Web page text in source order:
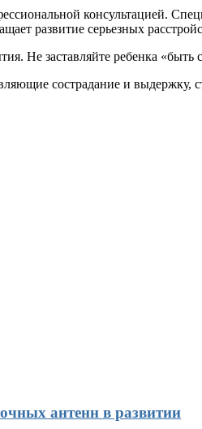
консультацией.
развитие серьезных
Не заставляйте ребенка
сострадание и выдержку,
антенн в развитии